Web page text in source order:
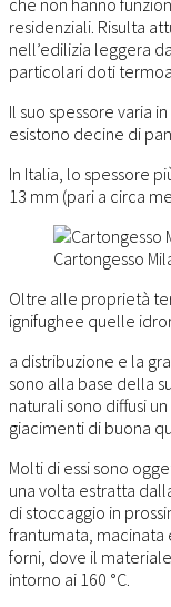
che non hanno
residenziali. Risulta
nell’edilizia leggera
particolari doti
Il suo spessore varia
esistono decine di
In Italia, lo spessore
13 mm (pari a circa
Cartongesso
Oltre alle proprietà
ignifughee quelle
a distribuzione e la
sono alla base della
naturali sono diffusi
giacimenti di buona
Molti di essi sono
una volta estratta
di stoccaggio in
frantumata, macinata
forni, dove il
intorno ai 160 °C.